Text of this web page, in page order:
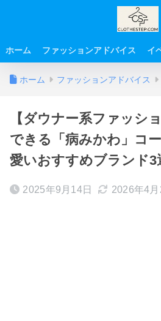
ホーム ファッションアドバイス イ
ホーム ファッションアドバイス
【ダウナー系ファッシ
できる「病みかわ」コ
愛いおすすめブランド3
2025年9月14日 2026年4月